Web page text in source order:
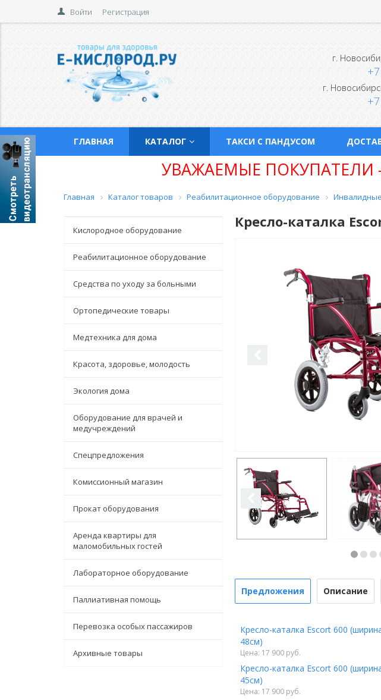
Войти Регистрация
г.
г.
ГЛАВНАЯ КАТАЛОГ ТАКСИ С ПАНДУСОМ
УВАЖАЕМЫЕ ПОКУПАТЕЛИ
Главная Каталог товаров Реабилитационное оборудование
Кислородное оборудование
Реабилитационное оборудование
Средства по уходу за больными
Ортопедические товары
Медтехника для дома
Красота, здоровье, молодость
Экология дома
Оборудование для врачей и
медучреждений
Спецпредложения
Комиссионный магазин
Прокат оборудования
Аренда квартиры для
маломобильных гостей
Лабораторное оборудование
Паллиативная помощь
Перевозка особых пассажиров
Архивные товары
Кресло-каталка
Предложения Описание
Кресло-каталка Escort 600
48см)
Цена: 17 900 руб.
Кресло-каталка Escort 600
45см)
Цена: 17 900 руб.